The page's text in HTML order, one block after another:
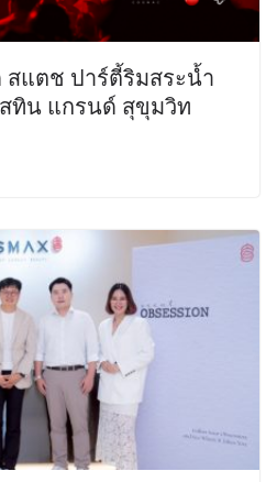
แตช ปาร์ตี้ริมสระน้ำ
ทิน แกรนด์ สุขุมวิท